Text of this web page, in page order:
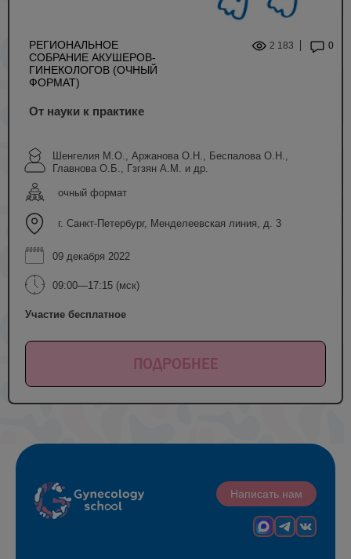
РЕГИОНАЛЬНОЕ
СОБРАНИЕ АКУШЕРОВ-
ГИНЕКОЛОГОВ (ОЧНЫЙ
ФОРМАТ)
2 183 0
От науки к практике
Шенгелия М.О., Аржанова О.Н., Беспалова О.Н.,
Главнова О.Б., Гзгзян А.М. и др.
очный формат
г. Санкт-Петербург, Менделеевская линия, д. 3
09 декабря 2022
09:00—17:15 (мск)
Участие бесплатное
ПОДРОБНЕЕ
Написать нам